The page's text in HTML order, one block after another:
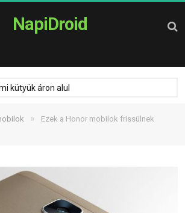
NapiDroid
kütyük áron alul
»
Ezek a Honor mobilok frissülnek